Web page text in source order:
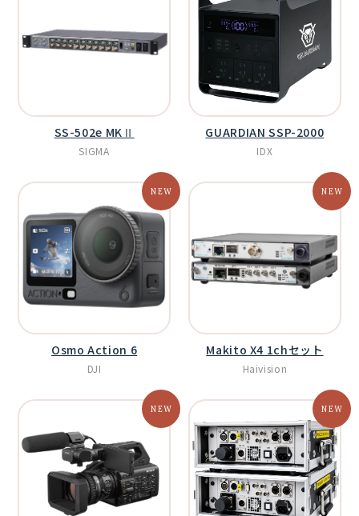
SS-502e MKⅡ
SIGMA
GUARDIAN SSP-2000
IDX
Osmo Action 6
DJI
Makito X4 1chセット
Haivision